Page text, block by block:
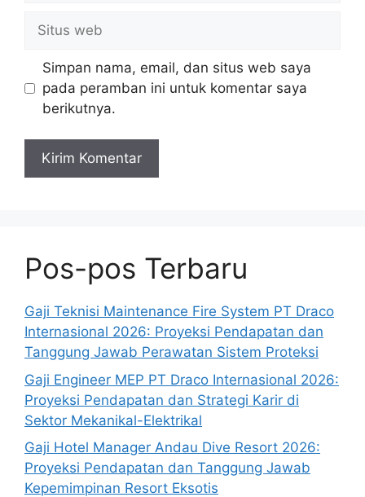
web
Simpan nama, email, dan situs web saya
pada peramban ini untuk komentar saya
berikutnya.
Pos-pos Terbaru
Gaji Teknisi Maintenance Fire System PT Draco
Internasional 2026: Proyeksi Pendapatan dan
Tanggung Jawab Perawatan Sistem Proteksi
Gaji Engineer MEP PT Draco Internasional 2026:
Proyeksi Pendapatan dan Strategi Karir di
Sektor Mekanikal-Elektrikal
Gaji Hotel Manager Andau Dive Resort 2026:
Proyeksi Pendapatan dan Tanggung Jawab
Kepemimpinan Resort Eksotis